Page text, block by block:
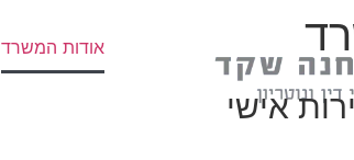
אודות המשרד
אישי